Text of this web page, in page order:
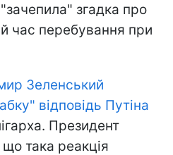
згадка про
час перебування при
Зеленський
відповідь Путіна
Президент
така реакція